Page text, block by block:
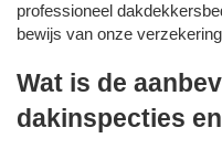
professioneel
bewijs van onze
Wat is de
dakinspecties